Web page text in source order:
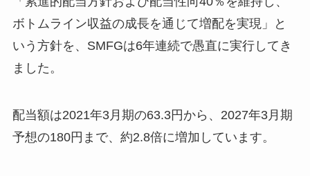
ボトムライン収益の成長を通じて増配を実現」と
いう方針を、SMFGは6年連続で愚直に実行してき
ました。
配当額は2021年3月期の63.3円から、2027年3月期
予想の180円まで、約2.8倍に増加しています。